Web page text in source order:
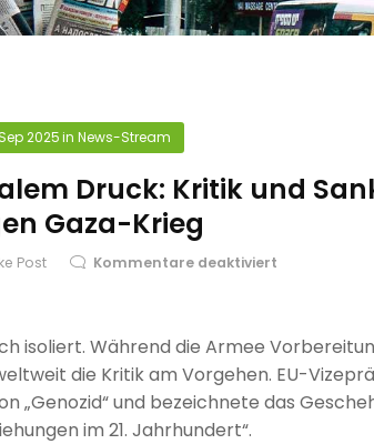
2025inNews-Stream
Druck: Kritik und
Gaza-Krieg
Post Kommentare deaktiviert
isoliert. Während die Armee
die Kritik am Vorgehen. EU-
„Genozid“ und bezeichnete das
im 21. Jahrhundert“.